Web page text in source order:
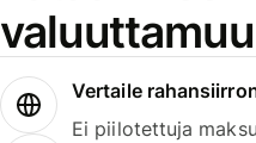
Vertaile
Ei piilotettuja